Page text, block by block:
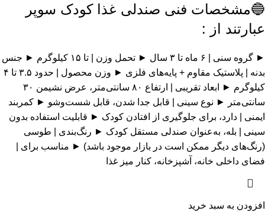
🔵مشخصات فنی صندلی غذا کودک سوپر
عبارتند از :
► گروه سنی | ۶ ماه تا ۳ سال ► تحمل وزن | تا ۱۵ کیلوگرم ► جنس
بدنه | پلاستیک مقاوم + پایه‌های فلزی ► وزن محصول | حدود ۳.۵ تا ۴
کیلوگرم ► ابعاد تقریبی | ارتفاع ۸۰ سانتی‌متر، عرض نشیمن ۳۰
سانتی‌متر ► نوع سینی | قابل جدا شدن، قابل شست‌وشو ► کمربند
ایمنی | دارد، برای جلوگیری از افتادن کودک ► قابلیت استفاده بدون
سینی | بله، به‌عنوان صندلی مستقل کودک ► رنگ‌بندی | طوسی
(رنگ‌های دیگر ممکن است در بازار موجود باشد) ► مناسب برای |
فضای داخلی خانه، آشپزخانه، کنار میز غذا
افزودن به سبد خرید